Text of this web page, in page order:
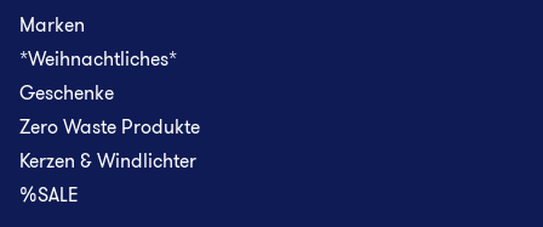
Marken
*Weihnachtliches*
Geschenke
Zero Waste Produkte
Kerzen & Windlichter
%SALE